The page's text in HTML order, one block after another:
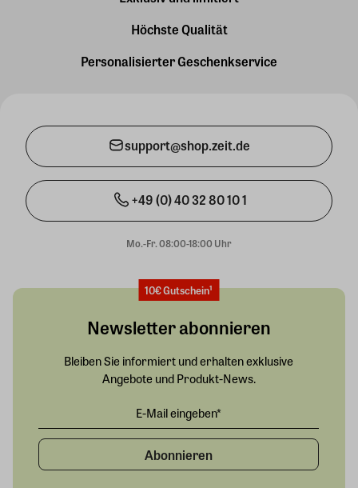
Höchste Qualität
Personalisierter Geschenkservice
support@shop.zeit.de
+49 (0) 40 32 80 10 1
Mo.-Fr. 08:00-18:00 Uhr
10€ Gutschein¹
Newsletter abonnieren
Bleiben Sie informiert und erhalten exklusive
Angebote und Produkt-News.
Abonnieren